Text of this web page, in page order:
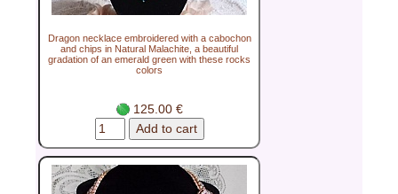
Dragon necklace embroidered with a cabochon
and chips in Natural Malachite, a beautiful
gradation of an emerald green with these rocks
colors
125.00 €